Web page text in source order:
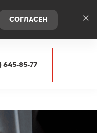
СОГЛАСЕН ×
645-85-77